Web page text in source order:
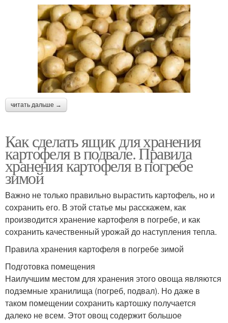
читать дальше →
Как сделать ящик для хранения
картофеля в подвале. Правила
хранения картофеля в погребе
зимой
Важно не только правильно вырастить картофель, но и
сохранить его. В этой статье мы расскажем, как
производится хранение картофеля в погребе, и как
сохранить качественный урожай до наступления тепла.
Правила хранения картофеля в погребе зимой
Подготовка помещения
Наилучшим местом для хранения этого овоща являются
подземные хранилища (погреб, подвал). Но даже в
таком помещении сохранить картошку получается
далеко не всем. Этот овощ содержит большое